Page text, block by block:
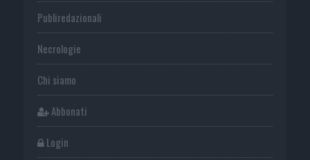
Publiredazionali
Necrologie
Chi siamo
Abbonati
Login